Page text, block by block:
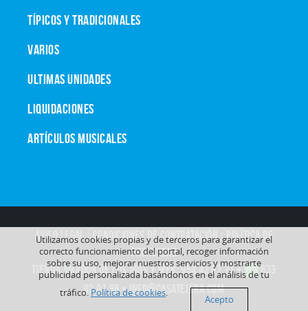
TÍPICOS Y TRADICIONALES
VARIOS
ULTIMAS UNIDADES
LIQUIDACIONES
ARTÍCULOS MUSICALES
AVISO LEGAL | CONDICIONES DE CONTRATACIÓN | POLÍTICA DE
PRIVACIDAD
TIENDA AMADOR DE LOS RÍOS y WEB:954 42 67 71•
633
92 01 86•info@casatejera.com
Utilizamos cookies propias y de terceros para garantizar el
correcto funcionamiento del portal, recoger información
sobre su uso, mejorar nuestros servicios y mostrarte
publicidad personalizada basándonos en el análisis de tu
tráfico. Política de cookies.
Acepto